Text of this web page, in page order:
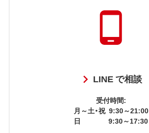
LINE で相談
受付時間:
月～土・祝 9:30～21:00
日
9:30～17:30